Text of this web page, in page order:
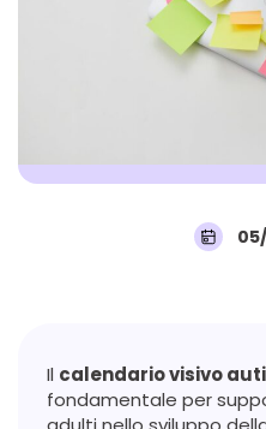
Il calendario visivo
fondamentale per